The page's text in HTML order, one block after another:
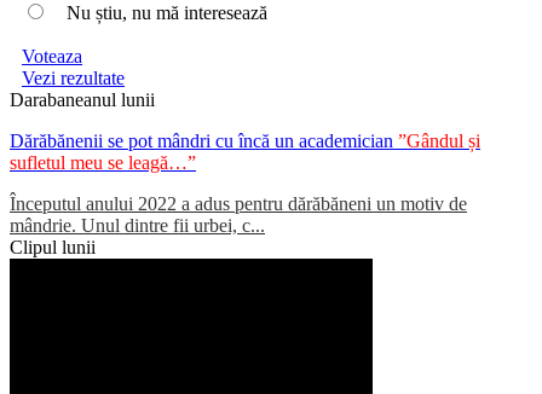
Nu știu, nu mă interesează
Voteaza
Vezi rezultate
Darabaneanul lunii
Dărăbănenii se pot mândri cu încă un academician ”Gândul și
sufletul meu se leagă…”
Începutul anului 2022 a adus pentru dărăbăneni un motiv de
mândrie. Unul dintre fii urbei, c...
Clipul lunii